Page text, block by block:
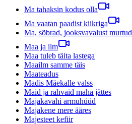
Ma tahaksin kodus olla
Ma vaatan paadist kiikriga
Ma, sõbrad, jooksvavalust murtud
Maa ja ilm
Maa tuleb täita lastega
Maailm samme täis
Maateadus
Madis Mäekalle valss
Maid ja rahvaid maha jättes
Majakavahi armuhüüd
Majakene mere ääres
Majesteet kefiir